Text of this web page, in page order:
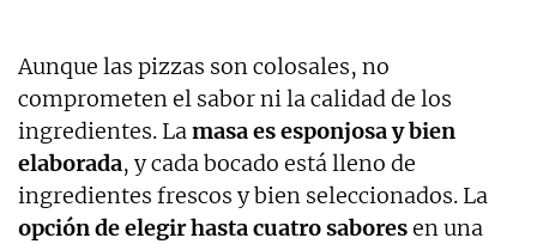
Aunque las pizzas son colosales, no
comprometen el sabor ni la calidad de los
ingredientes. Lamasa es esponjosa y bien
elaborada, y cada bocado está lleno de
ingredientes frescos y bien seleccionados. La
opción de elegir hasta cuatro saboresen una